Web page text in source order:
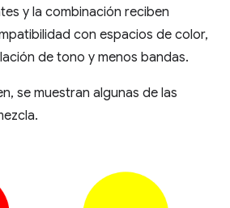
y la combinación reciben
con espacios de color,
de tono y menos bandas.
se muestran algunas de las